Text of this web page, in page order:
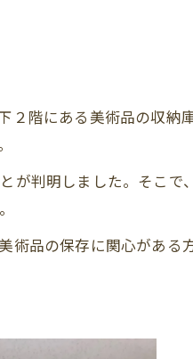
階にある美術品の収納
が判明しました。そこ
術品の保存に関心がある